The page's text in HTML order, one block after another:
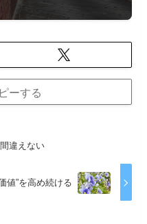
ーする
違えない
値”を高め続ける